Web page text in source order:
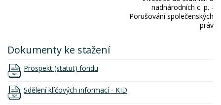
nadnárodních c. p. -
Porušování společenských
práv
Dokumenty ke stažení
Prospekt (statut) fondu
Sdělení klíčových informací - KID